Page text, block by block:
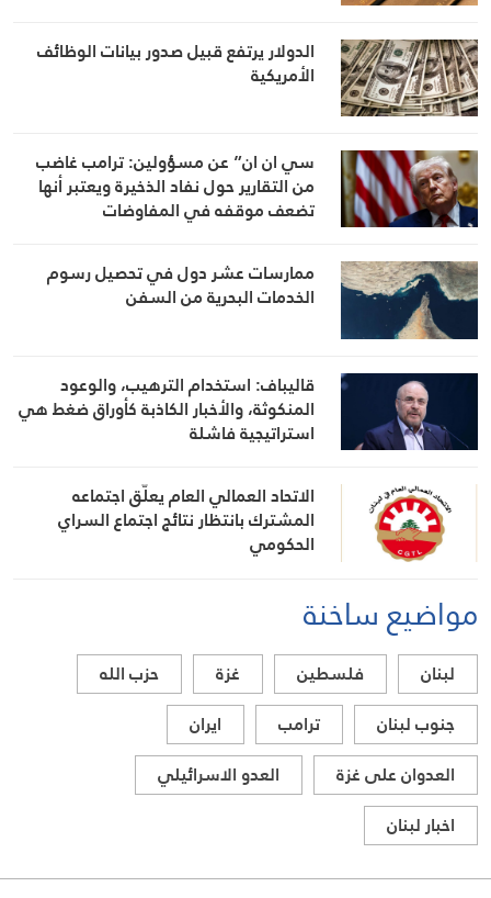
الدولار يرتفع قبيل صدور بيانات الوظائف
الأمريكية
سي ان ان” عن مسؤولين: ترامب غاضب
من التقارير حول نفاد الذخيرة ويعتبر أنها
تضعف موقفه في المفاوضات
ممارسات عشر دول في تحصيل رسوم
الخدمات البحرية من السفن
قاليباف: استخدام الترهيب، والوعود
المنكوثة، والأخبار الكاذبة كأوراق ضغط هي
استراتيجية فاشلة
الاتحاد العمالي العام يعلّق اجتماعه
المشترك بانتظار نتائج اجتماع السراي
الحكومي
مواضيع ساخنة
لبنان فلسطين غزة
حزب الله
جنوب لبنان
ترامب
ايران
العدوان على غزة
العدو الاسرائيلي
اخبار لبنان